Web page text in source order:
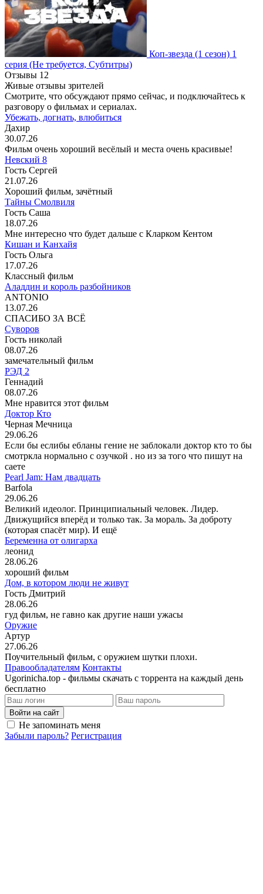
Коп-звезда (1 сезон) 1
серия (Не требуется, Субтитры)
Отзывы 12
Живые отзывы зрителей
Смотрите, что обсуждают прямо сейчас, и подключайтесь к
разговору о фильмах и сериалах.
Убежать, догнать, влюбиться
Дахир
30.07.26
Фильм очень хороший весёлый и места очень красивые!
Невский 8
Гость Сергей
21.07.26
Хороший фильм, зачётный
Тайны Смолвиля
Гость Саша
18.07.26
Мне интересно что будет дальше с Кларком Кентом
Кишан и Канхайя
Гость Ольга
17.07.26
Классный фильм
Аладдин и король разбойников
ANTONIO
13.07.26
СПАСИБО ЗА ВСЁ
Суворов
Гость николай
08.07.26
замечательный фильм
РЭД 2
Геннадий
08.07.26
Мне нравится этот фильм
Доктор Кто
Черная Мечница
29.06.26
Если бы еслибы ебланы гение не заблокали доктор кто то бы
смотркла нормально с озучкой . но из за того что пишут на
саете
Pearl Jam: Нам двадцать
Barfola
29.06.26
Великий идеолог. Принципиальный человек. Лидер.
Движущийся вперёд и только так. За мораль. За доброту
(которая спасёт мир). И ещё
Беременна от олигарха
леонид
28.06.26
хороший фильм
Дом, в котором люди не живут
Гость Дмитрий
28.06.26
гуд фильм, не гавно как другие наши ужасы
Оружие
Артур
27.06.26
Поучительный фильм, с оружием шутки плохи.
Правообладателям Контакты
Ugorinicha.top - фильмы скачать с торрента на каждый день
бесплатно
Войти на сайт
Не запоминать меня
Забыли пароль? Регистрация